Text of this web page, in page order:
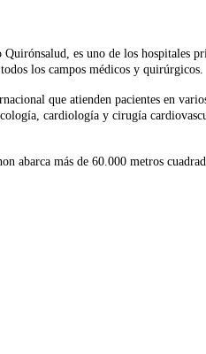
es uno de los hospitales
los campos médicos y quirúrgicos.
que atienden pacientes en
cardiología y cirugía
abarca más de 60.000 metros